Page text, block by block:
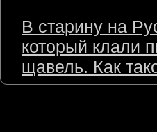
В старину на
который клали
щавель. Как